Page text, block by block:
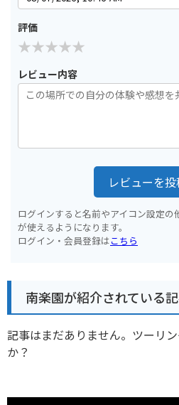
評価
レビュー内容
レビューを
ログインすると名前やアイコン設定
が使えるようになります。
ログイン・会員登録はこちら
南楽園が紹介されている
記事はまだありません。ツーリ
か？